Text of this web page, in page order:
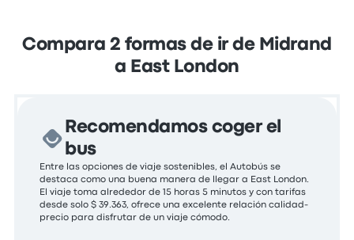
Compara 2 formas de ir de Midrand
a East London
Recomendamos coger el
bus
Entre las opciones de viaje sostenibles, el Autobús se
destaca como una buena manera de llegar a East London.
El viaje toma alrededor de 15 horas 5 minutos y con tarifas
desde solo $ 39.363, ofrece una excelente relación calidad-
precio para disfrutar de un viaje cómodo.